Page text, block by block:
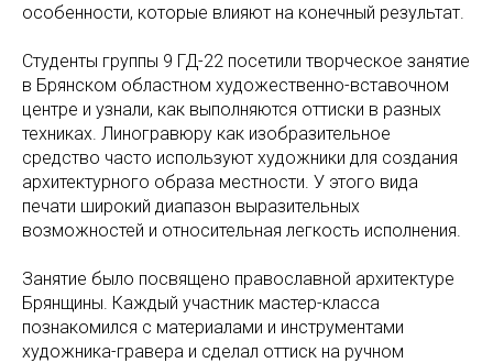
особенности, которые влияют на конечный результат.
Студенты группы 9 ГД-22 посетили творческое занятие
в Брянском областном художественно-вставочном
центре и узнали, как выполняются оттиски в разных
техниках. Линогравюру как изобразительное
средство часто используют художники для создания
архитектурного образа местности. У этого вида
печати широкий диапазон выразительных
возможностей и относительная легкость исполнения.
Занятие было посвящено православной архитектуре
Брянщины. Каждый участник мастер-класса
познакомился с материалами и инструментами
художника-гравера и сделал оттиск на ручном